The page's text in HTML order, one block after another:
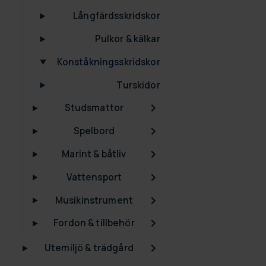
Långfärdsskridskor
Pulkor & kälkar
Konståkningsskridskor
Turskidor
Studsmattor
Spelbord
Marint & båtliv
Vattensport
Musikinstrument
Fordon & tillbehör
Utemiljö & trädgård